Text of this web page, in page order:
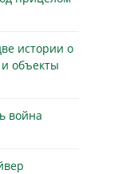
истории о
объекты
война